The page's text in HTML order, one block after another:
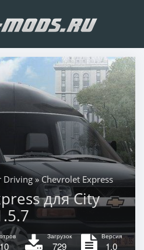
Driving» Chevrolet Express
для City
Загрузок
729
Версия
1.0